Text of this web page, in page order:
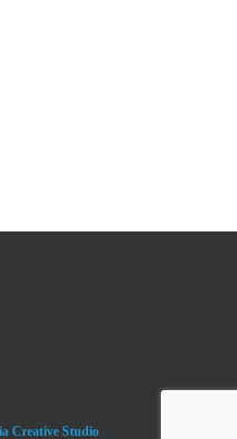
Creative Studio